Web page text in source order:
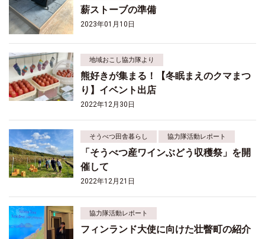
薪ストーブの準備
2023年01月10日
地域おこし協力隊より
熊好きが集まる！【冬眠まえのクマまつ
り】イベント出店
2022年12月30日
そうべつ田舎暮らし 協力隊活動レポート
「そうべつ産ワインぶどう収穫祭」を開
催して
2022年12月21日
協力隊活動レポート
フィンランド大使に向けた壮瞥町の紹介